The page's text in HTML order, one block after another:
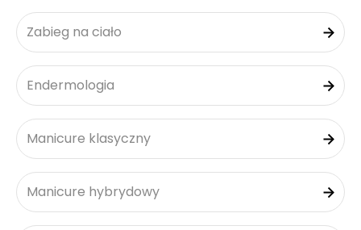
Zabieg na ciało
Endermologia
Manicure klasyczny
Manicure hybrydowy